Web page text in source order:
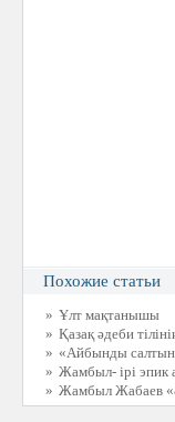
Похожие статьи
» Ұлт мақтанышы
» Қазақ әдеби
» «Айбынды салтын
» Жамбыл- ірі
» Жамбыл Жабаев